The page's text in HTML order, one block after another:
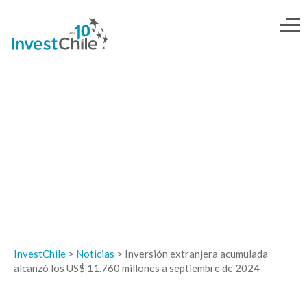
InvestChile > Noticias > Inversión extranjera acumulada
alcanzó los US$ 11.760 millones a septiembre de 2024